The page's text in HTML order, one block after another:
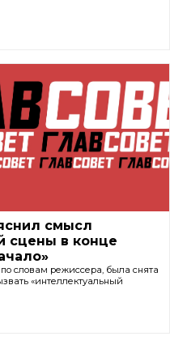
смысл
сцены в конце
словам режиссера, была снята
«интеллектуальный